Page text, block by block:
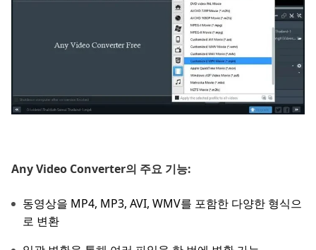
Any Video Converter의 주요 기능:
동영상을 MP4, MP3, AVI, WMV를 포함한 다양한 형식으
로 변환